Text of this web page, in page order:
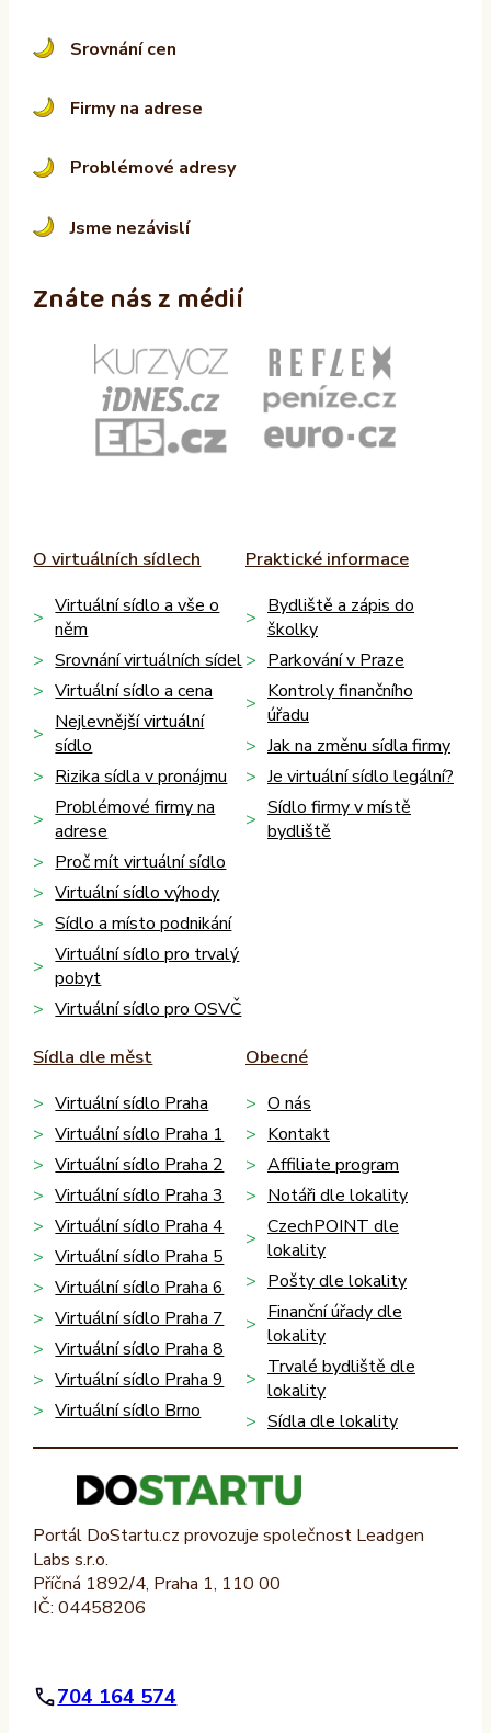
Srovnání cen
Firmy na adrese
Problémové adresy
Jsme nezávislí
Znáte nás z médií
O virtuálních sídlech
Virtuální sídlo a vše o
něm
Srovnání virtuálních sídel
Virtuální sídlo a cena
Nejlevnější virtuální
sídlo
Rizika sídla v pronájmu
Problémové firmy na
adrese
Proč mít virtuální sídlo
Virtuální sídlo výhody
Sídlo a místo podnikání
Virtuální sídlo pro trvalý
pobyt
Virtuální sídlo pro OSVČ
Praktické informace
Bydliště a zápis do
školky
Parkování v Praze
Kontroly finančního
úřadu
Jak na změnu sídla firmy
Je virtuální sídlo legální?
Sídlo firmy v místě
bydliště
Sídla dle měst
Virtuální sídlo Praha
Virtuální sídlo Praha 1
Virtuální sídlo Praha 2
Virtuální sídlo Praha 3
Virtuální sídlo Praha 4
Virtuální sídlo Praha 5
Virtuální sídlo Praha 6
Virtuální sídlo Praha 7
Virtuální sídlo Praha 8
Virtuální sídlo Praha 9
Virtuální sídlo Brno
Obecné
O nás
Kontakt
Affiliate program
Notáři dle lokality
CzechPOINT dle
lokality
Pošty dle lokality
Finanční úřady dle
lokality
Trvalé bydliště dle
lokality
Sídla dle lokality
Portál DoStartu.cz provozuje společnost Leadgen
Labs s.r.o.
Příčná 1892/4, Praha 1, 110 00
IČ: 04458206
704 164 574